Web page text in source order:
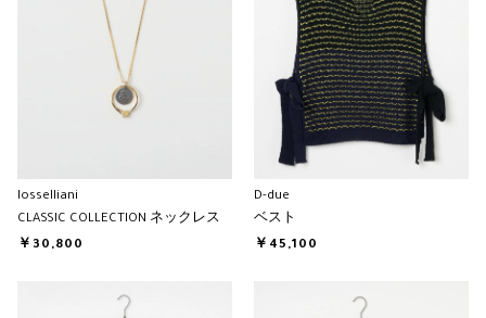
Iosselliani
CLASSIC COLLECTION ネックレス
￥30,800
D-due
ベスト
￥45,100